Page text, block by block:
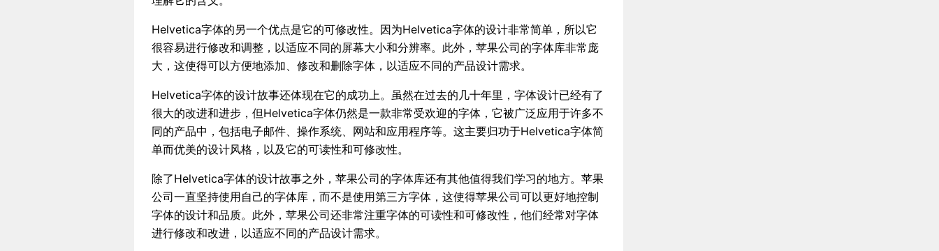
Helvetica字体的另一个优点是它的可修改性。因为Helvetica字体的设计非常简单，所以它
很容易进行修改和调整，以适应不同的屏幕大小和分辨率。此外，苹果公司的字体库非常庞
大，这使得可以方便地添加、修改和删除字体，以适应不同的产品设计需求。
Helvetica字体的设计故事还体现在它的成功上。虽然在过去的几十年里，字体设计已经有了
很大的改进和进步，但Helvetica字体仍然是一款非常受欢迎的字体，它被广泛应用于许多不
同的产品中，包括电子邮件、操作系统、网站和应用程序等。这主要归功于Helvetica字体简
单而优美的设计风格，以及它的可读性和可修改性。
除了Helvetica字体的设计故事之外，苹果公司的字体库还有其他值得我们学习的地方。苹果
公司一直坚持使用自己的字体库，而不是使用第三方字体，这使得苹果公司可以更好地控制
字体的设计和品质。此外，苹果公司还非常注重字体的可读性和可修改性，他们经常对字体
进行修改和改进，以适应不同的产品设计需求。